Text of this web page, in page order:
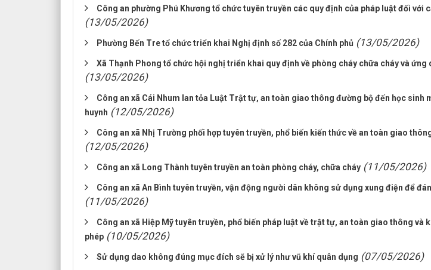
Công an phường Phú Khương tổ chức tuyên truyền các quy định của pháp luật đối với
(13/05/2026)
Phường Bến Tre tổ chức triển khai Nghị định số 282 của Chính phủ (13/05/2026)
Xã Thạnh Phong tổ chức hội nghị triển khai quy định về phòng cháy chữa cháy và ứng
(13/05/2026)
Công an xã Cái Nhum lan tỏa Luật Trật tự, an toàn giao thông đường bộ đến học sinh
huynh (12/05/2026)
Công an xã Nhị Trường phối hợp tuyên truyền, phổ biến kiến thức về an toàn giao
(12/05/2026)
Công an xã Long Thành tuyên truyền an toàn phòng cháy, chữa cháy (11/05/2026)
Công an xã An Bình tuyên truyền, vận động người dân không sử dụng xung điện để
(11/05/2026)
Công an xã Hiệp Mỹ tuyên truyền, phổ biến pháp luật về trật tự, an toàn giao thông và
phép (10/05/2026)
Sử dụng dao không đúng mục đích sẽ bị xử lý như vũ khí quân dụng (07/05/2026)